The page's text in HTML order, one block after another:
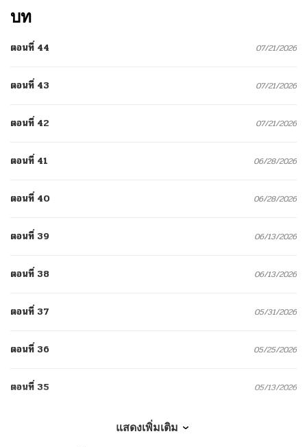
บท
ตอนที่ 44 07/21/2026
ตอนที่ 43 07/21/2026
ตอนที่ 42 07/21/2026
ตอนที่ 41 06/28/2026
ตอนที่ 40 06/28/2026
ตอนที่ 39 06/13/2026
ตอนที่ 38 06/13/2026
ตอนที่ 37 05/31/2026
ตอนที่ 36 05/25/2026
ตอนที่ 35 05/13/2026
แสดงเพิ่มเติม